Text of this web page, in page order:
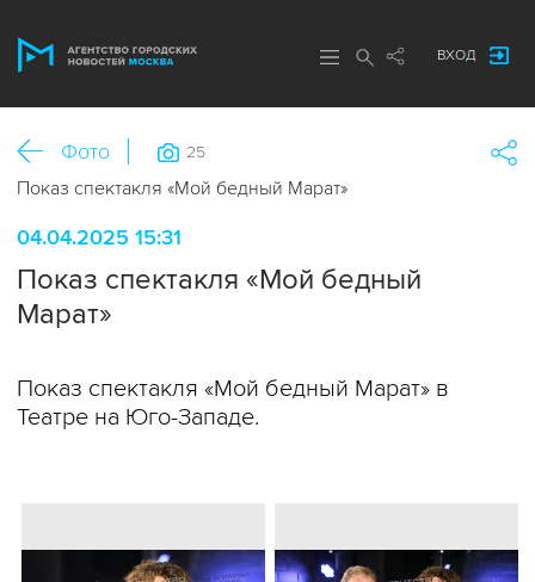
ВХОД
Фото
Показ спектакля «Мой бедный Марат»
25
04.04.2025 15:31
Показ спектакля «Мой бедный
Марат»
Показ спектакля «Мой бедный Марат» в
Театре на Юго-Западе.